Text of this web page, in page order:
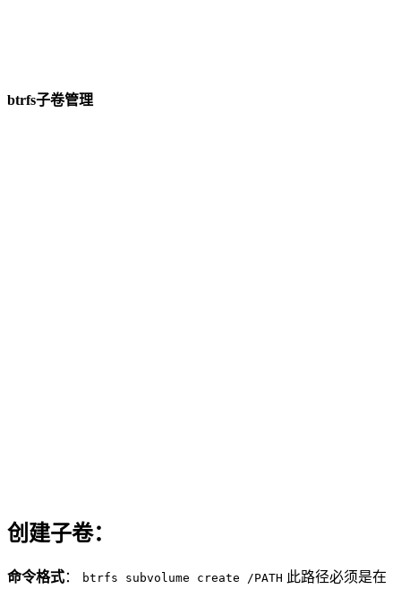
btrfs子卷管理
创建子卷：
命令格式： btrfs subvolume create /PATH 此路径必须是在